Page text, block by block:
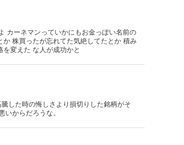
カーネマンっていかにもお金っぽい名前の
株買ったが忘れてた気絶してたとか 積み
変えた な人が成功かと
した時の悔しさより損切りした銘柄がそ
からだろうな。